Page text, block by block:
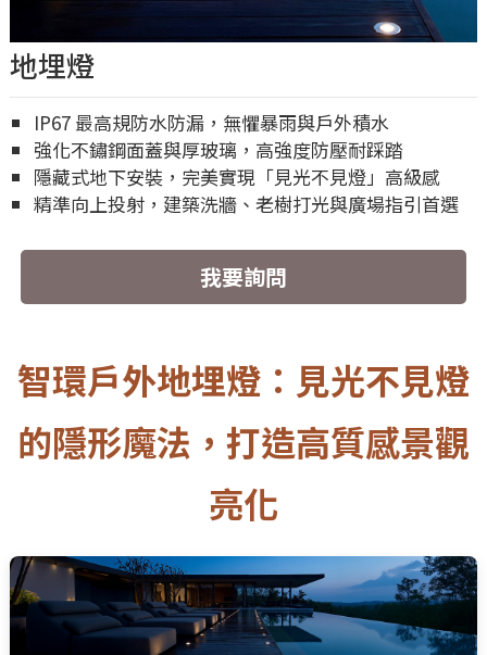
地埋燈
IP67 最高規防水防漏，無懼暴雨與戶外積水
強化不鏽鋼面蓋與厚玻璃，高強度防壓耐踩踏
隱藏式地下安裝，完美實現「見光不見燈」高級感
精準向上投射，建築洗牆、老樹打光與廣場指引首選
我要詢問
智環戶外地埋燈：見光不見燈
的隱形魔法，打造高質感景觀
亮化